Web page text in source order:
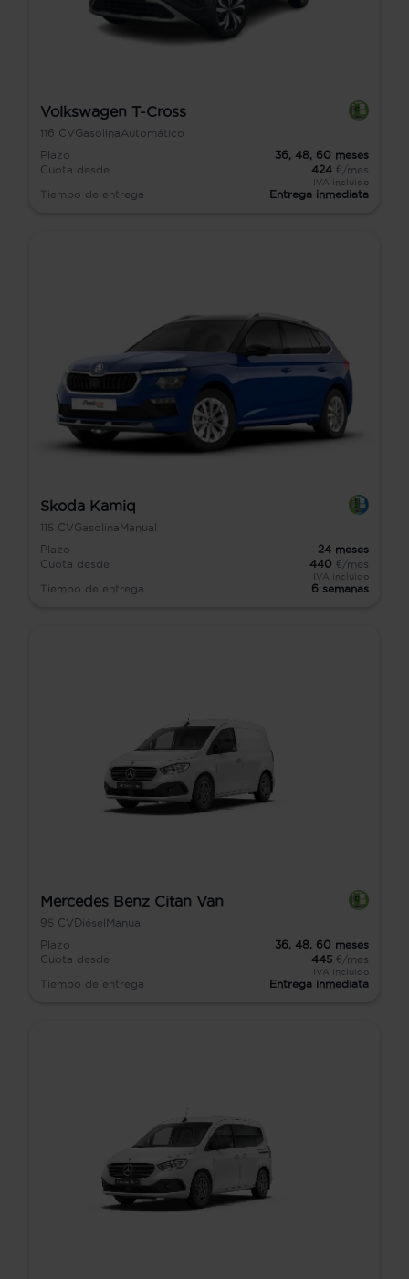
Volkswagen T-Cross
116 CVGasolinaAutomático
Plazo
36, 48, 60 meses
Cuota desde
424 €/mes
IVA incluido
Tiempo de entrega Entrega inmediata
Skoda Kamiq
115 CVGasolina Manual
Plazo
24 meses
Cuota desde
440 €/mes
IVA incluido
Tiempo de entrega 6 semanas
Mercedes Benz Citan Van
95 CVDiéselManual
Plazo
36, 48, 60 meses
Cuota desde
445 €/mes
IVA incluido
Tiempo de entrega Entrega inmediata